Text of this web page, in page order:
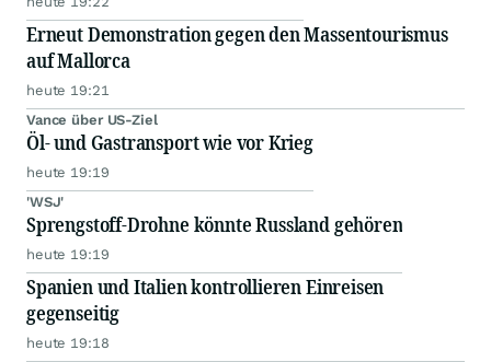
Erneut Demonstration gegen den Massentourismus
auf Mallorca
heute 19:21
Vance über US-Ziel
Öl- und Gastransport wie vor Krieg
heute 19:19
'WSJ'
Sprengstoff-Drohne könnte Russland gehören
heute 19:19
Spanien und Italien kontrollieren Einreisen
gegenseitig
heute 19:18